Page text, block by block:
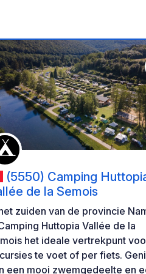
(5550) Camping
de la Semois
zuiden van de provincie
Huttopia Vallée de la
het ideale vertrekpunt
te voet of per fiets.
een mooi zwemgedeelte en